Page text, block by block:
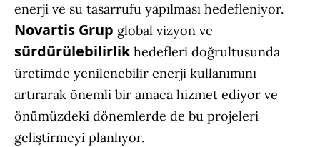
enerji ve su tasarrufu yapılması hedefleniyor.
Novartis Grup global vizyon ve
sürdürülebilirlikhedefleri doğrultusunda
üretimde yenilenebilir enerji kullanımını
artırarak önemli bir amaca hizmet ediyor ve
önümüzdeki dönemlerde de bu projeleri
geliştirmeyi planlıyor.